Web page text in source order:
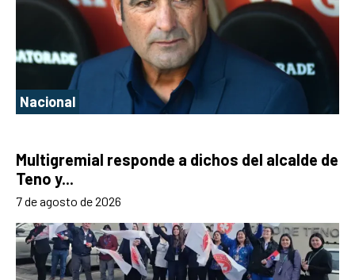
Nacional
Multigremial responde a dichos del alcalde de
Teno y...
7 de agosto de 2026